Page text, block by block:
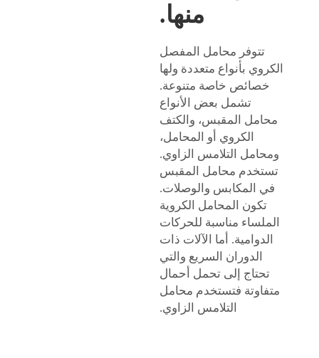
منها.
تتوفر محامل المفصل
الكروي بأنواع متعددة ولها
خصائص خاصة متنوعة.
تشمل بعض الأنواع
محامل المقبس، والكتف
الكروي أو المحامل،
ومحامل التلامس الزاوي.
تستخدم محامل المقبس
في المكابس والوصلات.
تكون المحامل الكروية
الملساء مناسبة للحركات
الدوامية. أما الآلات ذات
الدوران السريع والتي
تحتاج إلى تحمل أحمال
متفاوتة فتستخدم محامل
التلامس الزاوي.